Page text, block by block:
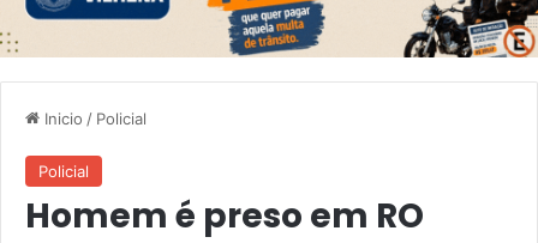
Inicio / Policial
Policial
Homem é preso em RO